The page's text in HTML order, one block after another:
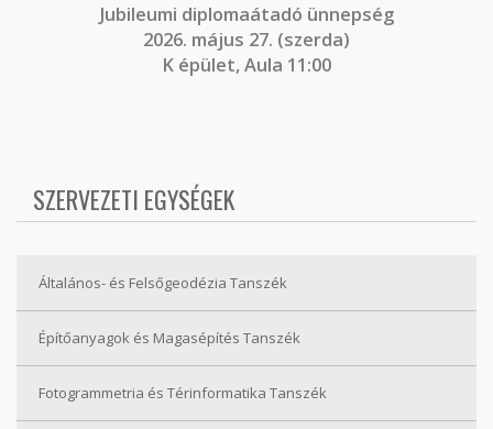
Jubileumi diplomaátadó ünnepség
2026. május 27. (szerda)
K épület, Aula 11:00
SZERVEZETI EGYSÉGEK
Általános- és Felsőgeodézia Tanszék
Építőanyagok és Magasépítés Tanszék
Fotogrammetria és Térinformatika Tanszék